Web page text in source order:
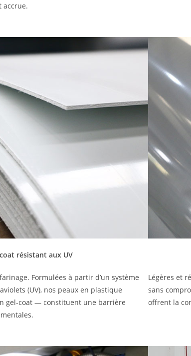
accrue.
résistant aux UV
Formulées à partir d’un système
(UV), nos peaux en plastique
gel-coat — constituent une barrière
Légères et
sans
offrent la